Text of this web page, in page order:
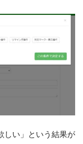
しい」という結果が